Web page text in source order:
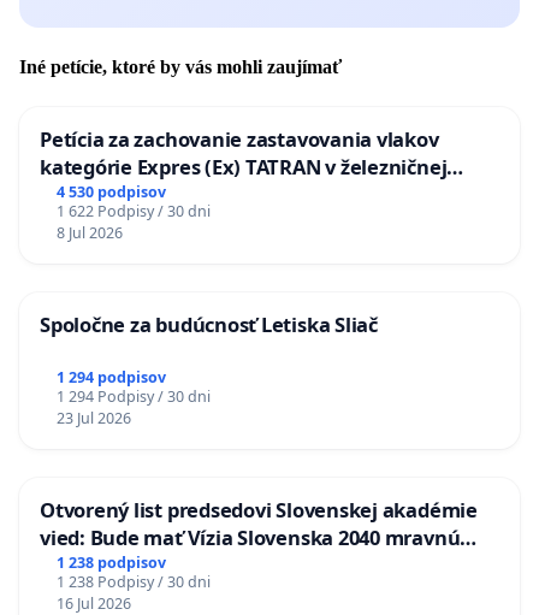
Iné petície, ktoré by vás mohli zaujímať
Petícia za zachovanie zastavovania vlakov
kategórie Expres (Ex) TATRAN v železničnej
stanici Púchov
4 530 podpisov
1 622 Podpisy / 30 dni
8 Jul 2026
Spoločne za budúcnosť Letiska Sliač
1 294 podpisov
1 294 Podpisy / 30 dni
23 Jul 2026
Otvorený list predsedovi Slovenskej akadémie
vied: Bude mať Vízia Slovenska 2040 mravnú
chrbticu?
1 238 podpisov
1 238 Podpisy / 30 dni
16 Jul 2026